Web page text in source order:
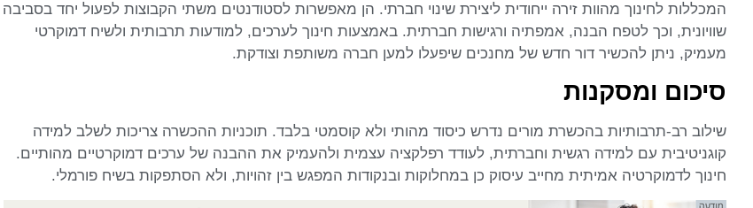
המכללות לחינוך מהוות זירה ייחודית ליצירת שינוי חברתי. הן מאפשרות לסטודנטים משתי הקבוצות לפעול יחד בסביבה
שוויונית, וכך לטפח הבנה, אמפתיה ורגישות חברתית. באמצעות חינוך לערכים, למודעות תרבותית ולשיח דמוקרטי
מעמיק, ניתן להכשיר דור חדש של מחנכים שיפעלו למען חברה משותפת וצודקת.
סיכום ומסקנות
שילוב רב-תרבותיות בהכשרת מורים נדרש כיסוד מהותי ולא קוסמטי בלבד. תוכניות ההכשרה צריכות לשלב למידה
קוגניטיבית עם למידה רגשית וחברתית, לעודד רפלקציה עצמית ולהעמיק את ההבנה של ערכים דמוקרטיים מהותיים.
חינוך לדמוקרטיה אמיתית מחייב עיסוק כן במחלוקות ובנקודות המפגש בין זהויות, ולא הסתפקות בשיח פורמלי.